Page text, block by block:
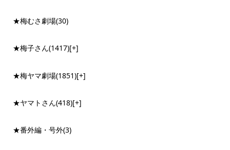
★梅むさ劇場(30)
★梅子さん(1417)[+]
★梅ヤマ劇場(1851)[+]
★ヤマトさん(418)[+]
★番外編・号外(3)